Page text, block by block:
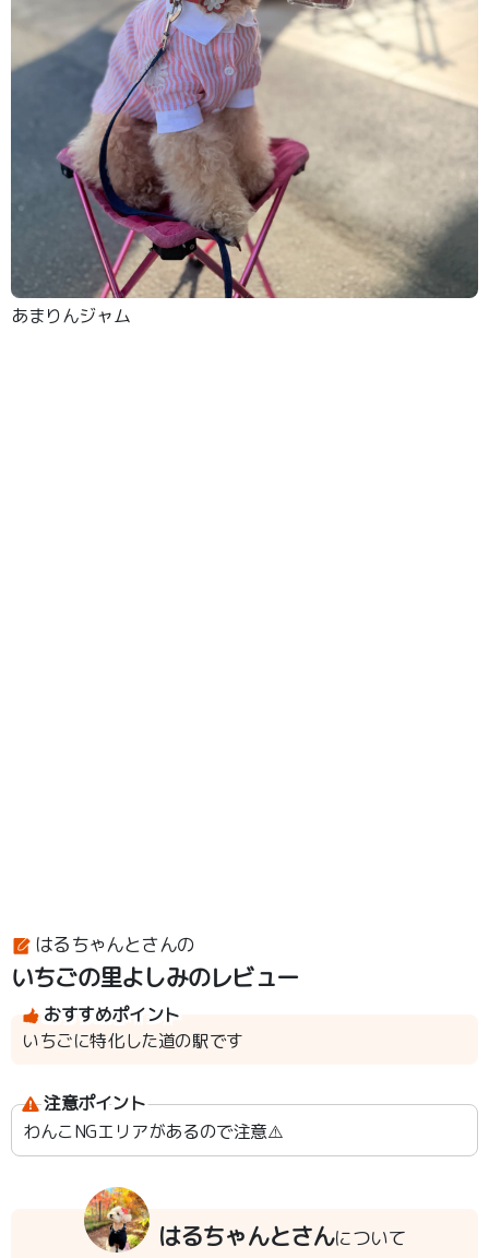
あまりんジャム
はるちゃんとさんの
いちごの里よしみのレビュー
おすすめポイント
いちごに特化した道の駅です
注意ポイント
わんこNGエリアがあるので注意⚠️
はるちゃんとさんについて